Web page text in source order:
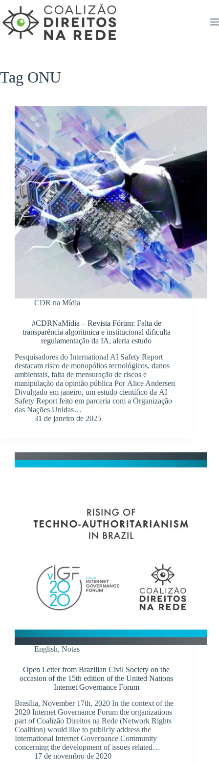
para
o
conteúdo
Tag ONU
CDR na Mídia
#CDRNaMídia – Revista Fórum: Falta de
transparência algorítmica e institucional dificulta
regulamentação da IA, alerta estudo
Pesquisadores do International AI Safety Report
destacam risco de monopólios tecnológicos, danos
ambientais, falta de mensuração de riscos e
manipulação da opinião pública Por Alice Andersen
Divulgado em janeiro, um estudo científico da AI
Safety Report feito em parceria com a Organização
das Nações Unidas…
31 de janeiro de 2025
English, Notas
Open Letter from Brazilian Civil Society on the
occasion of the 15th edition of the United Nations
Internet Governance Forum
Brasília, November 17th, 2020 In the context of the
2020 Internet Governance Forum the organizations
part of Coalizão Direitos na Rede (Network Rights
Coalition) would like to publicly address the
International Internet Governance Community
concerning the development of issues related…
17 de novembro de 2020